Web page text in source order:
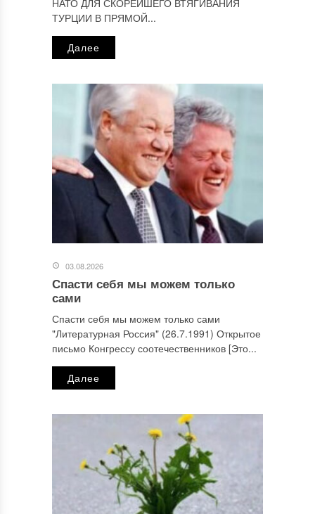
НАТО ДЛЯ СКОРЕЙШЕГО ВТЯГИВАНИЯ
ТУРЦИИ В ПРЯМОЙ...
Далее
03.08.2026
Спасти себя мы можем только
сами
Спасти себя мы можем только сами
"Литературная Россия" (26.7.1991) Открытое
письмо Конгрессу соотечественников [Это...
Далее